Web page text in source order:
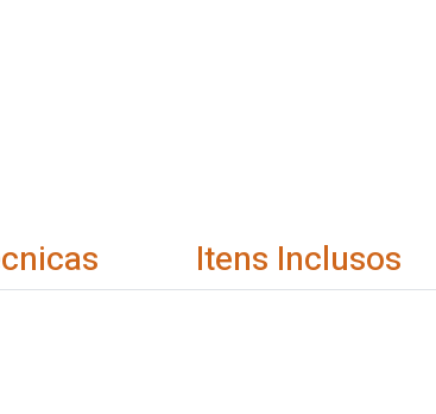
Itens Inclusos